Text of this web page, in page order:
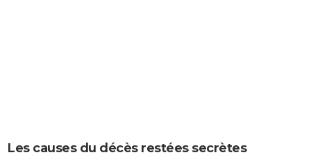
Les causes du décès restées secrètes